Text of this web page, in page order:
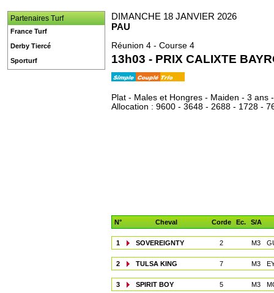
DIMANCHE 18 JANVIER 2026
PAU
Réunion 4 - Course 4
13h03 - PRIX CALIXTE
Plat - Males et Hongres - Maiden - 3
Allocation : 9600 - 3648 - 2688 - 1728 -
N° Cheval Corde Ec. S/A
1 SOVEREIGNTY 2 M3
2 TULSA KING 7 M3
3 SPIRIT BOY 5 M3
Partenaires Turf
France Turf
Derby Tiercé
Sporturf